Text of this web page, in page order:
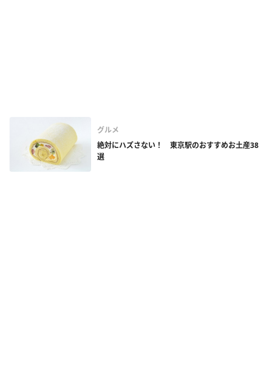
グルメ
絶対にハズさない！ 東京駅のおすすめお土産38
選